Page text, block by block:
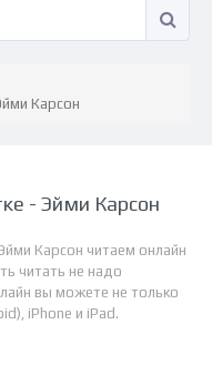
Карсон
- Эйми Карсон
Карсон читаем онлайн
читать не надо
вы можете не только
iPhone и iPad.